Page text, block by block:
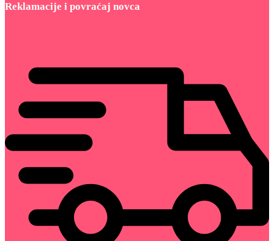
Reklamacije i povraćaj novca